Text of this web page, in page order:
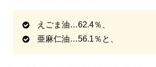
えごま油…62.4％、
亜麻仁油…56.1％と、